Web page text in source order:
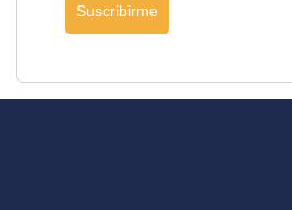
Suscribirme